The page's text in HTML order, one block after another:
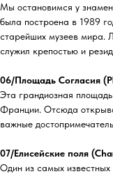
Мы остановимся у
была построена в 1989
старейших музеев мира.
служил крепостью и
06/Площадь Согласия
Эта грандиозная
Франции. Отсюда
важные
07/Елисейские поля
Один из самых